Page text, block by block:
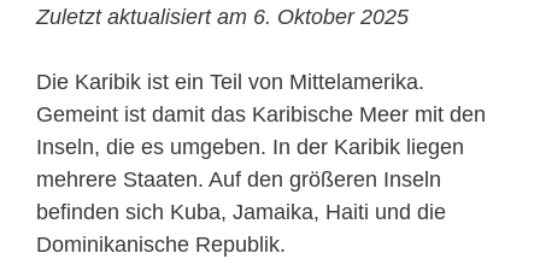
Zuletzt aktualisiert am 6. Oktober 2025
Die Karibik ist ein Teil von Mittelamerika.
Gemeint ist damit das Karibische Meer mit den
Inseln, die es umgeben. In der Karibik liegen
mehrere Staaten. Auf den größeren Inseln
befinden sich Kuba, Jamaika, Haiti und die
Dominikanische Republik.